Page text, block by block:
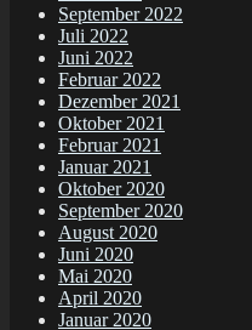
September 2022
Juli 2022
Juni 2022
Februar 2022
Dezember 2021
Oktober 2021
Februar 2021
Januar 2021
Oktober 2020
September 2020
August 2020
Juni 2020
Mai 2020
April 2020
Januar 2020